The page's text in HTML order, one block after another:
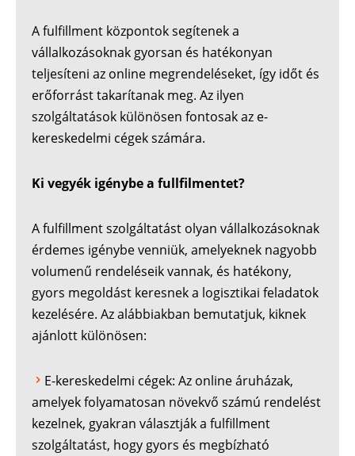
A fulfillment központok segítenek a
vállalkozásoknak gyorsan és hatékonyan
teljesíteni az online megrendeléseket, így időt és
erőforrást takarítanak meg. Az ilyen
szolgáltatások különösen fontosak az e-
kereskedelmi cégek számára.
Ki vegyék igénybe a fullfilmentet?
A fulfillment szolgáltatást olyan vállalkozásoknak
érdemes igénybe venniük, amelyeknek nagyobb
volumenű rendeléseik vannak, és hatékony,
gyors megoldást keresnek a logisztikai feladatok
kezelésére. Az alábbiakban bemutatjuk, kiknek
ajánlott különösen:
E-kereskedelmi cégek: Az online áruházak,
amelyek folyamatosan növekvő számú rendelést
kezelnek, gyakran választják a fulfillment
szolgáltatást, hogy gyors és megbízható